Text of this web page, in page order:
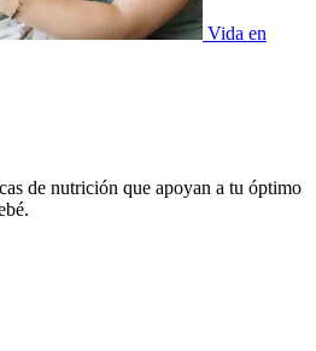
Vida en
de nutrición que apoyan a tu óptimo